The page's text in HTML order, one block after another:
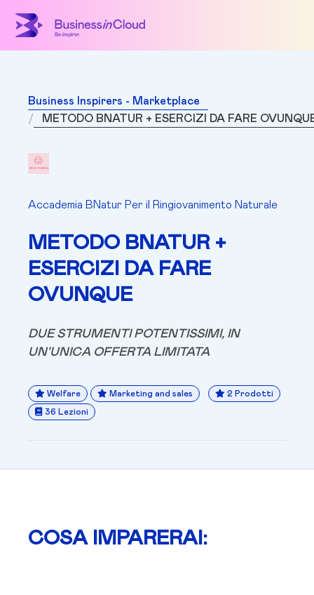
Business Inspirers - Marketplace
METODO BNATUR + ESERCIZI DA FARE
Accademia BNatur Per il Ringiovanimento Naturale
METODO BNATUR +
ESERCIZI DA FARE
OVUNQUE
DUE STRUMENTI POTENTISSIMI, IN
UN'UNICA OFFERTA LIMITATA
Welfare Marketing and sales 2 Prodotti
36 Lezioni
COSA IMPARERAI: